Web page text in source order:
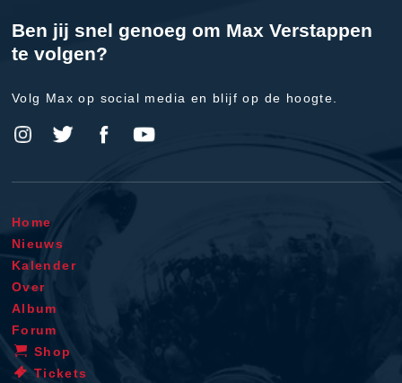
Ben jij snel genoeg om Max Verstappen
te volgen?
Volg Max op social media en blijf op de hoogte.
Home
Nieuws
Kalender
Over
Album
Forum
Shop
Tickets